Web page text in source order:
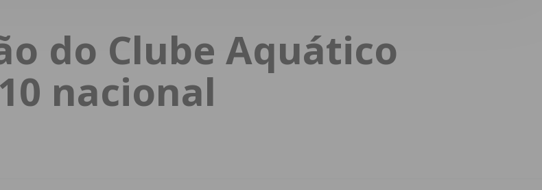
INICIAR SESSÃO
do Clube Aquático
nacional